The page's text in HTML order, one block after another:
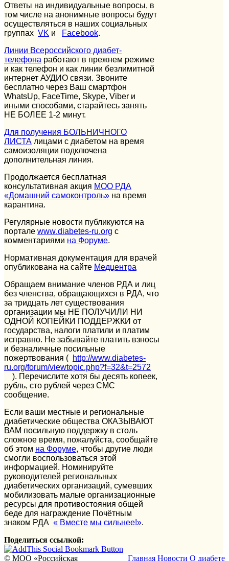
Ответы на индивидуальные вопросы, в
том числе на анонимные вопросы будут
осуществляться в наших социальных
группах VK и Facebook.
Линии Всероссийского диабет-
телефона работают в прежнем режиме
и как телефон и как линии безлимитной
интернет АУДИО связи. Звоните
бесплатно через Ваш смартфон
WhatsUp, FaceTime, Skype, Viber и
иными способами, старайтесь занять
НЕ БОЛЕЕ 1-2 минут.
Для получения БОЛЬНИЧНОГО
ЛИСТА лицами с диабетом на время
самоизоляции подключена
дополнительная линия.
Продолжается бесплатная
консультативная акция МОО РДА
«Домашний самоконтроль» на время
карантина.
Регулярные новости публикуются на
портале www.diabetes-ru.org с
комментариями на Форуме.
Нормативная документация для врачей
опубликована на сайте Медцентра
Обращаем внимание членов РДА и лиц
без членства, обращающихся в РДА, что
за тридцать лет существования
организации мы НЕ ПОЛУЧИЛИ НИ
ОДНОЙ КОПЕЙКИ ПОДДЕРЖКИ от
государства, налоги платили и платим
исправно. Не забывайте платить взносы
и безналичные посильные
пожертвования ( http://www.diabetes-
ru.org/forum/viewtopic.php?f=32&t=2572
). Перечислите хотя бы десять копеек,
рубль, сто рублей через СМС
сообщение.
Если ваши местные и региональные
диабетические общества ОКАЗЫВАЮТ
ВАМ посильную поддержку в столь
сложное время, пожалуйста, сообщайте
об этом на Форуме, чтобы другие люди
смогли воспользоваться этой
информацией. Номинируйте
руководителей региональных
диабетических организаций, сумевших
мобилизовать малые организационные
ресурсы для противостояния общей
беде для награждение Почётным
знаком РДА « Вместе мы сильнее!».
Поделиться ссылкой:
© МОО «Российская
Главная Новости О диабете